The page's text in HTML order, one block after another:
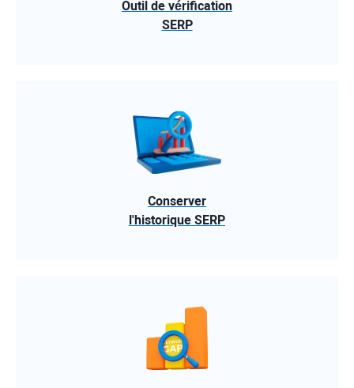
Outil de vérification
SERP
Conserver
l'historique SERP